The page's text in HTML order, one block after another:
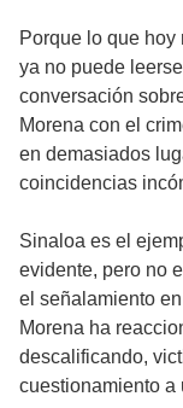
Porque lo que
ya no puede
conversación
Morena con el
en demasiados
coincidencias
Sinaloa es el
evidente, pero no
el señalamiento
Morena ha
descalificando,
cuestionamiento a